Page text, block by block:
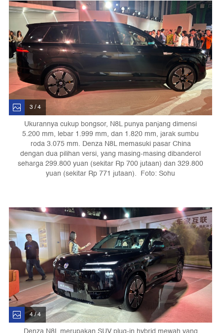
3 / 4
Ukurannya cukup bongsor, N8L punya panjang dimensi
5.200 mm, lebar 1.999 mm, dan 1.820 mm, jarak sumbu
roda 3.075 mm. Denza N8L memasuki pasar China
dengan dua pilihan versi, yang masing-masing dibanderol
seharga 299.800 yuan (sekitar Rp 700 jutaan) dan 329.800
yuan (sekitar Rp 771 jutaan). Foto: Sohu
4 / 4